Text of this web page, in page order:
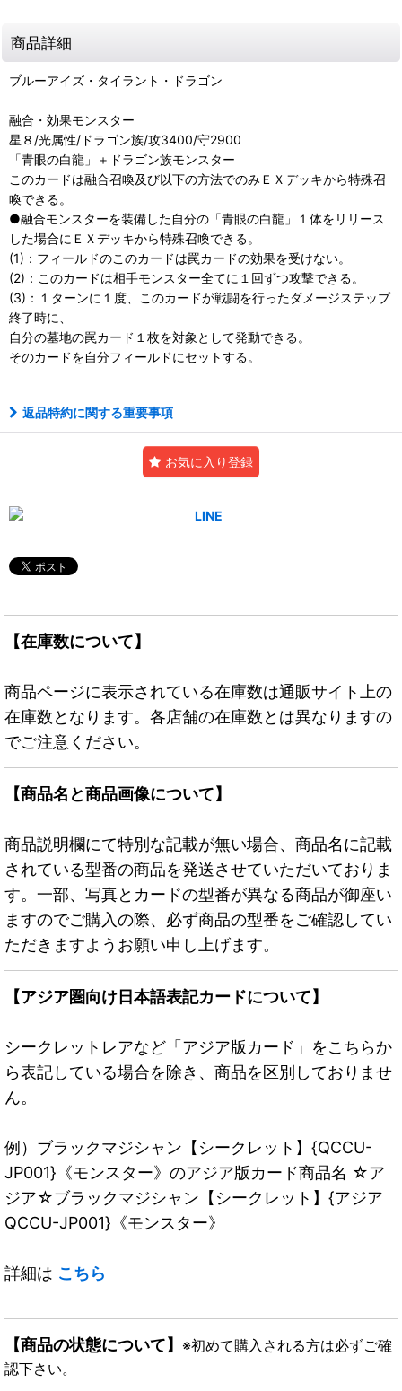
商品詳細
ブルーアイズ・タイラント・ドラゴン
融合・効果モンスター
星８/光属性/ドラゴン族/攻3400/守2900
「青眼の白龍」＋ドラゴン族モンスター
このカードは融合召喚及び以下の方法でのみＥＸデッキから特殊召
喚できる。
●融合モンスターを装備した自分の「青眼の白龍」１体をリリース
した場合にＥＸデッキから特殊召喚できる。
(1)：フィールドのこのカードは罠カードの効果を受けない。
(2)：このカードは相手モンスター全てに１回ずつ攻撃できる。
(3)：１ターンに１度、このカードが戦闘を行ったダメージステップ
終了時に、
自分の墓地の罠カード１枚を対象として発動できる。
そのカードを自分フィールドにセットする。
返品特約に関する重要事項
お気に入り登録
【在庫数について】
商品ページに表示されている在庫数は通販サイト上の
在庫数となります。各店舗の在庫数とは異なりますの
でご注意ください。
【商品名と商品画像について】
商品説明欄にて特別な記載が無い場合、商品名に記載
されている型番の商品を発送させていただいておりま
す。一部、写真とカードの型番が異なる商品が御座い
ますのでご購入の際、必ず商品の型番をご確認してい
ただきますようお願い申し上げます。
【アジア圏向け日本語表記カードについて】
シークレットレアなど「アジア版カード」をこちらか
ら表記している場合を除き、商品を区別しておりませ
ん。
例）ブラックマジシャン【シークレット】{QCCU-
JP001}《モンスター》のアジア版カード商品名 ☆ア
ジア☆ブラックマジシャン【シークレット】{アジア
QCCU-JP001}《モンスター》
詳細は こちら
【商品の状態について】 ※初めて購入される方は必ずご確
認下さい。